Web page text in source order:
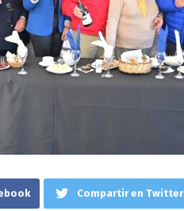
Compartir en Twitter